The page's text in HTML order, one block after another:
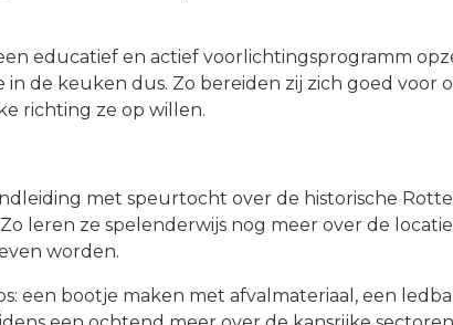
educatief en actief voorlichtingsprogramm
de keuken dus. Zo bereiden zij zich goed voor
richting ze op willen.
met speurtocht over de historische
leren ze spelenderwijs nog meer over de
worden.
een bootje maken met afvalmateriaal, een